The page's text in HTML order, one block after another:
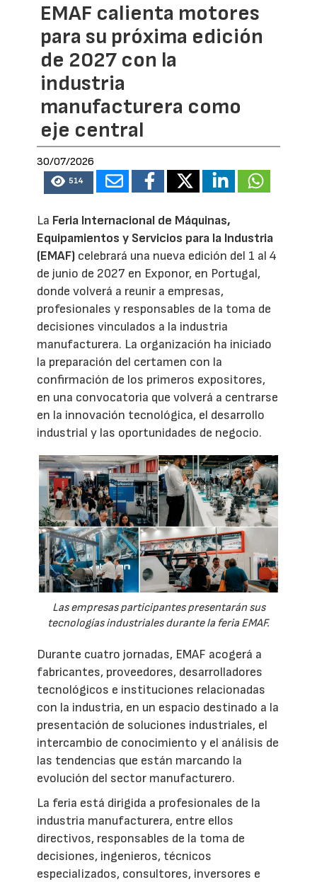
EMAF calienta motores
para su próxima edición
de 2027 con la
industria
manufacturera como
eje central
30/07/2026
514
La Feria Internacional de Máquinas,
Equipamientos y Servicios para la Industria
(EMAF) celebrará una nueva edición del 1 al 4
de junio de 2027 en Exponor, en Portugal,
donde volverá a reunir a empresas,
profesionales y responsables de la toma de
decisiones vinculados a la industria
manufacturera. La organización ha iniciado
la preparación del certamen con la
confirmación de los primeros expositores,
en una convocatoria que volverá a centrarse
en la innovación tecnológica, el desarrollo
industrial y las oportunidades de negocio.
Las empresas participantes presentarán sus
tecnologías industriales durante la feria EMAF.
Durante cuatro jornadas, EMAF acogerá a
fabricantes, proveedores, desarrolladores
tecnológicos e instituciones relacionadas
con la industria, en un espacio destinado a la
presentación de soluciones industriales, el
intercambio de conocimiento y el análisis de
las tendencias que están marcando la
evolución del sector manufacturero.
La feria está dirigida a profesionales de la
industria manufacturera, entre ellos
directivos, responsables de la toma de
decisiones, ingenieros, técnicos
especializados, consultores, inversores e